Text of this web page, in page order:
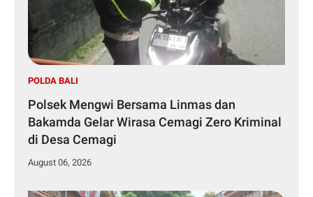
POLDA BALI
Polsek Mengwi Bersama Linmas dan
Bakamda Gelar Wirasa Cemagi Zero Kriminal
di Desa Cemagi
August 06, 2026